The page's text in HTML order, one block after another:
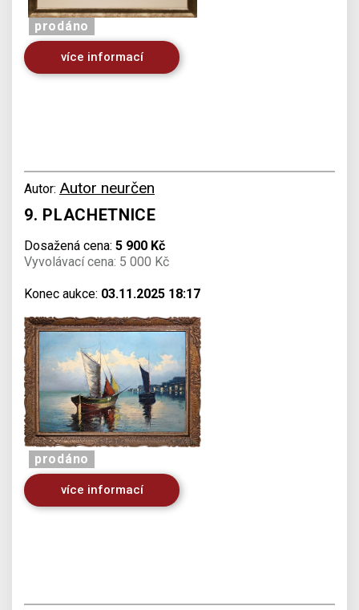
prodáno
více informací
Autor: Autor neurčen
9. PLACHETNICE
Dosažená cena: 5 900 Kč
Vyvolávací cena: 5 000 Kč
Konec aukce: 03.11.2025 18:17
prodáno
více informací